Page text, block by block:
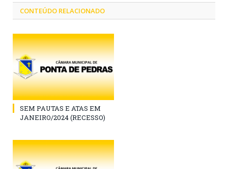
CONTEÚDO RELACIONADO
SEM PAUTAS E ATAS EM
JANEIRO/2024 (RECESSO)